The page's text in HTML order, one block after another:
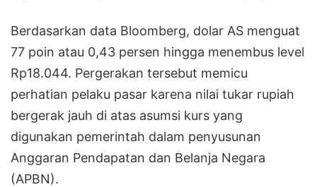
Berdasarkan data Bloomberg, dolar AS menguat
77 poin atau 0,43 persen hingga menembus level
Rp18.044. Pergerakan tersebut memicu
perhatian pelaku pasar karena nilai tukar rupiah
bergerak jauh di atas asumsi kurs yang
digunakan pemerintah dalam penyusunan
Anggaran Pendapatan dan Belanja Negara
(APBN).